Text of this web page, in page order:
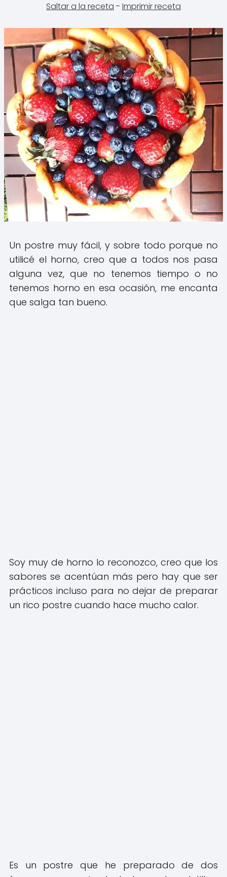
Saltar a la receta - Imprimir receta
Un postre muy fácil, y sobre todo porque no
utilicé el horno, creo que a todos nos pasa
alguna vez, que no tenemos tiempo o no
tenemos horno en esa ocasión, me encanta
que salga tan bueno.
Soy muy de horno lo reconozco, creo que los
sabores se acentúan más pero hay que ser
prácticos incluso para no dejar de preparar
un rico postre cuando hace mucho calor.
Es un postre que he preparado de dos